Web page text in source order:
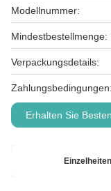
Modellnummer:
Mindestbestellmenge:
Verpackungsdetails:
Zahlungsbedingungen:
Erhalten Sie
Einzelheiten